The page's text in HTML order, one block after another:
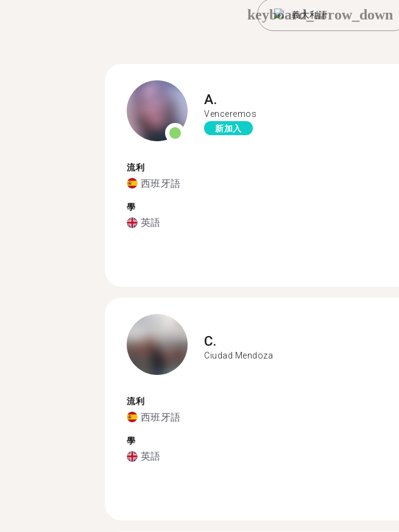
義大利語
keyboard_arrow_down
A.
Venceremos
新加入
流利
西班牙語
學
英語
C.
Ciudad Mendoza
流利
西班牙語
學
英語